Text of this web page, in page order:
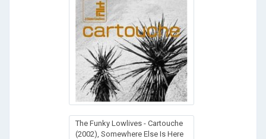
The Funky Lowlives - Cartouche
(2002), Somewhere Else Is Here